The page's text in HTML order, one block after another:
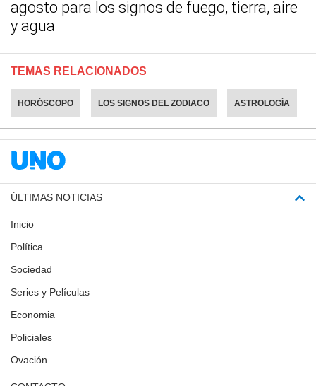
agosto para los signos de fuego, tierra, aire
y agua
TEMAS RELACIONADOS
HORÓSCOPO LOS SIGNOS DEL ZODIACO ASTROLOGÍA
ÚLTIMAS NOTICIAS
Inicio
Política
Sociedad
Series y Películas
Economia
Policiales
Ovación